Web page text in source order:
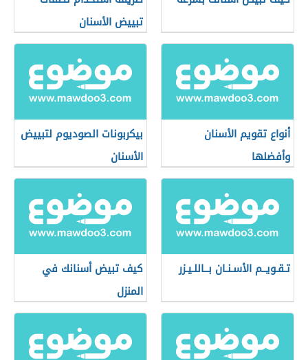
تبييض الأسنان
أنواع تقويم الأسنان
وأفضلها
بيكربونات الصوديوم لتبييض
الأسنان
تـقـويــم الأسـنـان بــاللـيـزر
كيف تبيض أسنانك في
المنزل